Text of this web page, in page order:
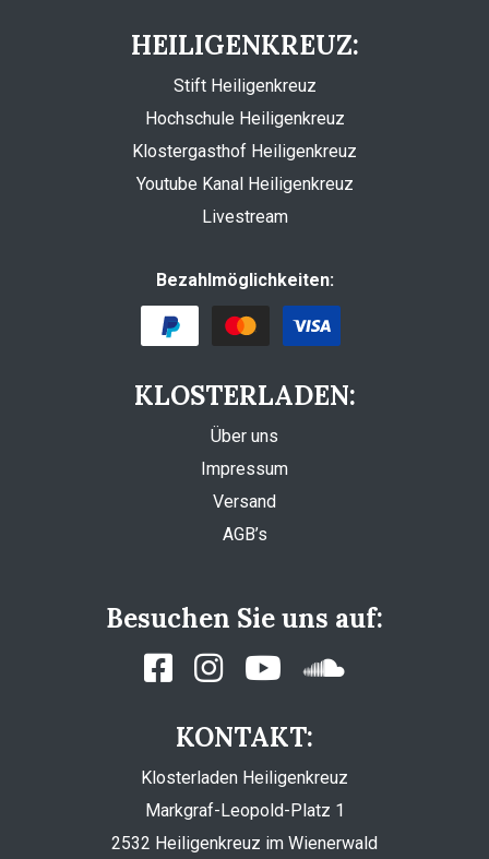
HEILIGENKREUZ:
Stift Heiligenkreuz
Hochschule Heiligenkreuz
Klostergasthof Heiligenkreuz
Youtube Kanal Heiligenkreuz
Livestream
Bezahlmöglichkeiten:
KLOSTERLADEN:
Über uns
Impressum
Versand
AGB’s
Besuchen Sie uns auf:
KONTAKT:
Klosterladen Heiligenkreuz
Markgraf-Leopold-Platz 1
2532 Heiligenkreuz im Wienerwald